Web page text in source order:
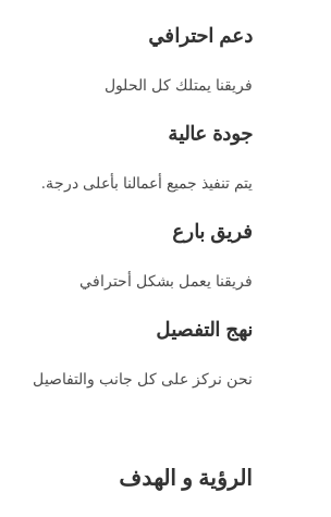
دعم احترافي
فريقنا يمتلك كل الحلول
جودة عالية
يتم تنفيذ جميع أعمالنا بأعلى درجة.
فريق بارع
فريقنا يعمل بشكل أحترافي
نهج التفصيل
نحن نركز على كل جانب والتفاصيل
الرؤية و الهدف